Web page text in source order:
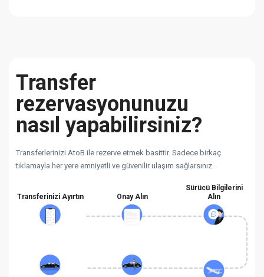
Transfer
rezervasyonunuzu
nasıl yapabilirsiniz?
Transferlerinizi AtoB ile rezerve etmek basittir. Sadece birkaç
tıklamayla her yere emniyetli ve güvenilir ulaşım sağlarsınız.
Transferinizi Ayırtın Onay Alın
Sürücü Bilgilerini
Alın